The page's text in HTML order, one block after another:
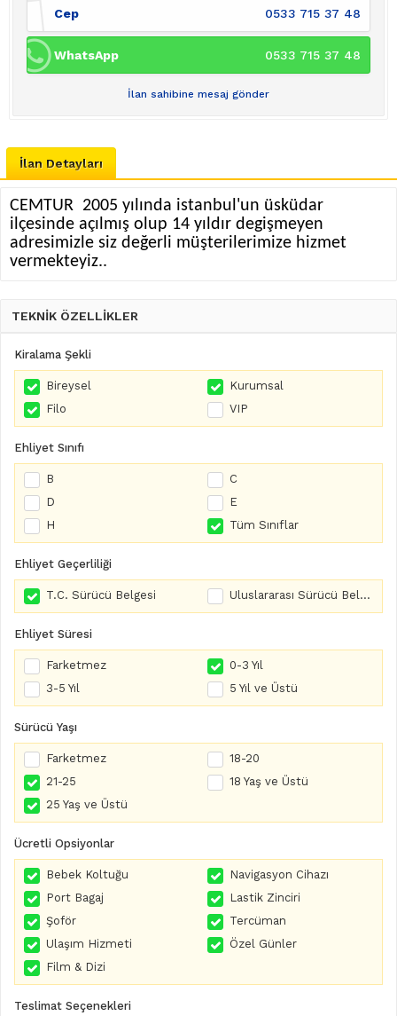
Cep 0533 715 37 48
WhatsApp 0533 715 37 48
İlan sahibine mesaj gönder
İlan Detayları
CEMTUR 2005 yılında istanbul'un üsküdar
ilçesinde açılmış olup 14 yıldır degişmeyen
adresimizle siz değerli müşterilerimize hizmet
vermekteyiz..
TEKNİK ÖZELLİKLER
Kiralama Şekli
Bireysel
Kurumsal
Filo
VIP
Ehliyet Sınıfı
B
C
D
E
H
Tüm Sınıflar
Ehliyet Geçerliliği
T.C. Sürücü Belgesi Uluslararası Sürücü Belgesi
Ehliyet Süresi
Farketmez
0-3 Yıl
3-5 Yıl
5 Yıl ve Üstü
Sürücü Yaşı
Farketmez
18-20
21-25
18 Yaş ve Üstü
25 Yaş ve Üstü
Ücretli Opsiyonlar
Bebek Koltuğu
Navigasyon Cihazı
Port Bagaj
Lastik Zinciri
Şoför
Tercüman
Ulaşım Hizmeti
Özel Günler
Film & Dizi
Teslimat Seçenekleri